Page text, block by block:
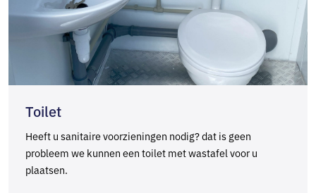
Toilet
Heeft u sanitaire voorzieningen nodig? dat is geen
probleem we kunnen een toilet met wastafel voor u
plaatsen.